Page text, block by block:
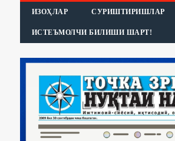
ИЗОҲЛАР СУРИШТИРИШЛАР
ИСТЕЪМОЛЧИ БИЛИШИ ШАРТ!